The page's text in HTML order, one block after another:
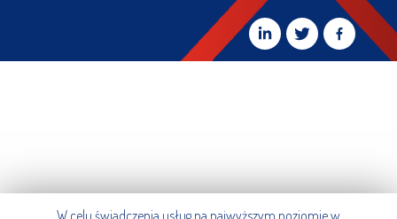
W celu świadczenia usług na najwyższym poziomie w